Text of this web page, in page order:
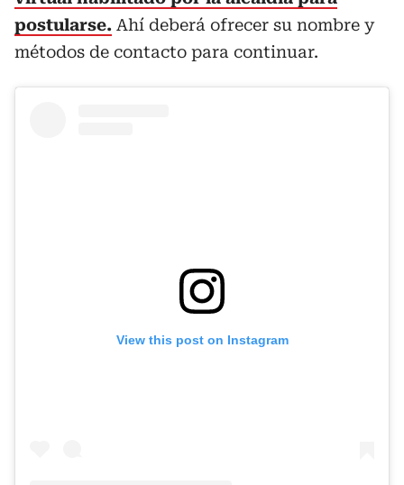
postularse. Ahí deberá ofrecer su nombre y
métodos de contacto para continuar.
View this post on Instagram